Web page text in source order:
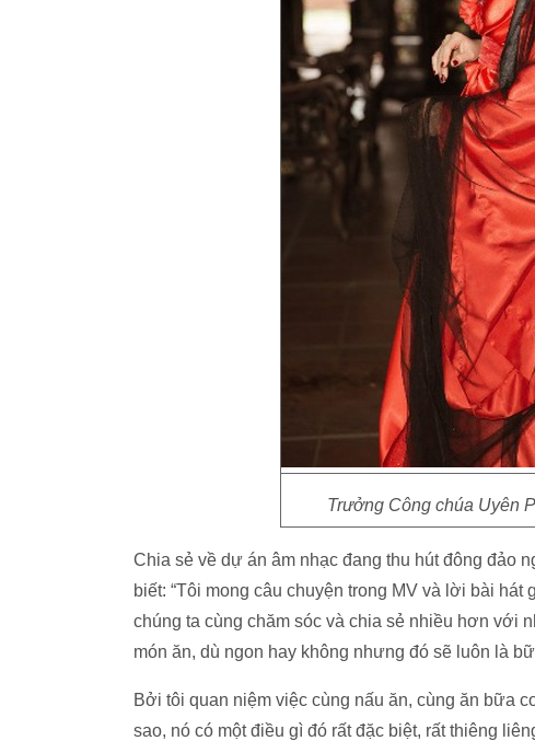
Trưởng Công chúa Uyên
Chia sẻ về dự án âm nhạc đang thu hút đông đảo
biết: “Tôi mong câu chuyện trong MV và lời bài
chúng ta cùng chăm sóc và chia sẻ nhiều hơn với
món ăn, dù ngon hay không nhưng đó sẽ luôn là
Bởi tôi quan niệm việc cùng nấu ăn, cùng ăn bữa
sao, nó có một điều gì đó rất đặc biệt, rất thiêng